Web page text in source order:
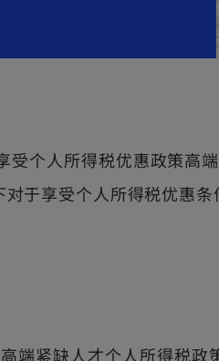
个人所得税优惠政策高
对于享受个人所得税优惠
端紧缺人才个人所得税